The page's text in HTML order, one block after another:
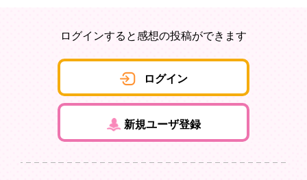
ログインすると感想の投稿ができます
ログイン
新規ユーザ登録